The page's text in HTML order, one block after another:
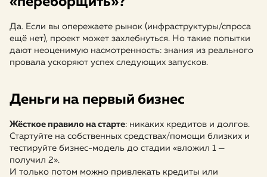
Да. Если вы опережаете рынок (инфраструктуры/спроса
ещё нет), проект может захлебнуться. Но такие попытки
дают неоценимую насмотренность: знания из реального
провала ускоряют успех следующих запусков.
Деньги на первый бизнес
Жёсткое правило на старте: никаких кредитов и долгов.
Стартуйте на собственных средствах/помощи близких и
тестируйте бизнес-модель до стадии «вложил 1 —
получил 2».
И только потом можно привлекать кредиты или